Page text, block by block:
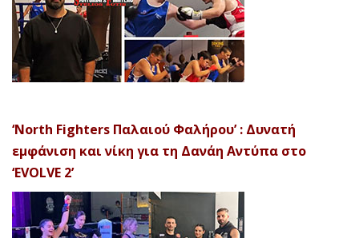
‘North Fighters Παλαιού Φαλήρου’ : Δυνατή
εμφάνιση και νίκη για τη Δανάη Αντύπα στο
‘EVOLVE 2’